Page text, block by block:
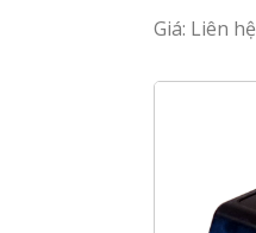
Giá: Liên hệ